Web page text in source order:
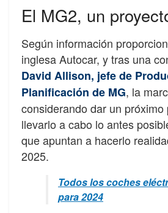
El MG2, un
Según información
inglesa Autocar, y tras una
David Allison, jefe de
Planificación de MG, la
considerando dar un
llevarlo a cabo lo antes
que apuntan a hacerlo
2025.
Todos los coches
para 2024